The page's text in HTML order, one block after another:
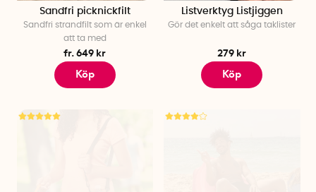
Sandfri picknickfilt
Sandfri strandfilt som är enkel
att ta med
fr. 649 kr
Köp
Listverktyg Listjiggen
Gör det enkelt att såga taklister
279 kr
Köp